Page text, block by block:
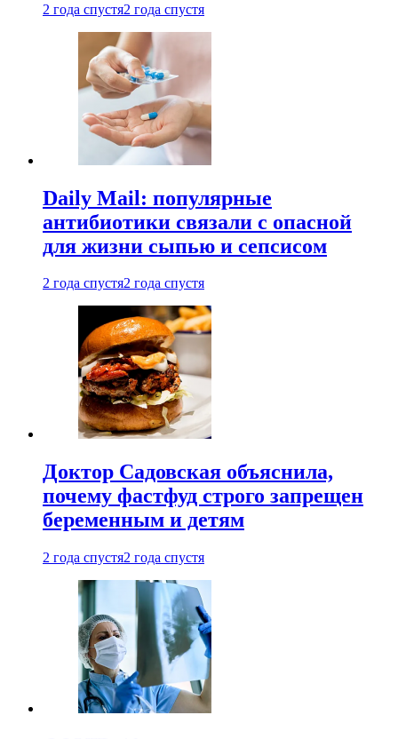
2 года спустя2 года спустя
Daily Mail: популярные
антибиотики связали с опасной
для жизни сыпью и сепсисом
2 года спустя2 года спустя
Доктор Садовская объяснила,
почему фастфуд строго запрещен
беременным и детям
2 года спустя2 года спустя